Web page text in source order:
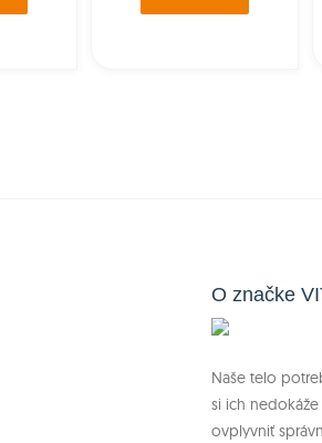
O značke
Naše telo
si ich
ovplyvniť